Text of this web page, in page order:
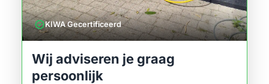
verifiedKIWA Gecertificeerd
Wij adviseren je graag
persoonlijk